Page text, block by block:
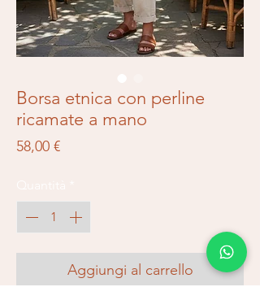
Borsa etnica con perline
ricamate a mano
58,00 €Prezzo
Aggiungi al carrello